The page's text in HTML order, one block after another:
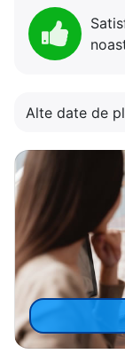
Alte date de